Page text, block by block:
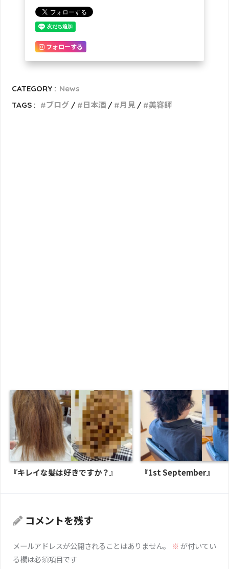
フォローする
CATEGORY : News
TAGS :
ブログ 日本酒 月見 美容師
『キレイな髪は好きですか？』 『1st September』
コメントを残す
メールアドレスが公開されることはありません。 ※が付いてい
る欄は必須項目です